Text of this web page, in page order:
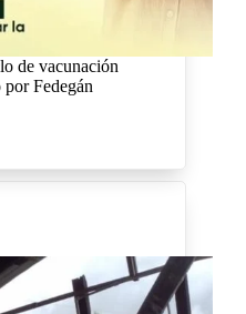
de vacunación
Fedegán